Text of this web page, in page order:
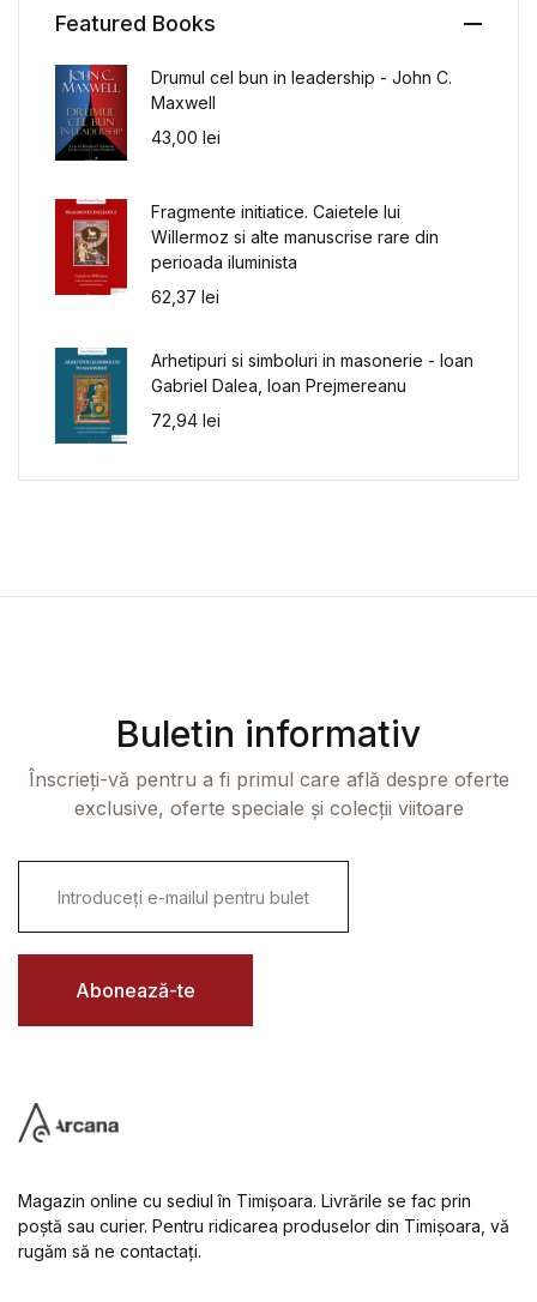
Featured Books
Drumul cel bun in leadership - John C.
Maxwell
43,00 lei
Fragmente initiatice. Caietele lui
Willermoz si alte manuscrise rare din
perioada iluminista
62,37 lei
Arhetipuri si simboluri in masonerie - Ioan
Gabriel Dalea, Ioan Prejmereanu
72,94 lei
Buletin informativ
Înscrieți-vă pentru a fi primul care află despre oferte
exclusive, oferte speciale și colecții viitoare
i
l
Abonează-te
Magazin online cu sediul în Timișoara. Livrările se fac prin
poștă sau curier. Pentru ridicarea produselor din Timișoara, vă
rugăm să ne contactați.